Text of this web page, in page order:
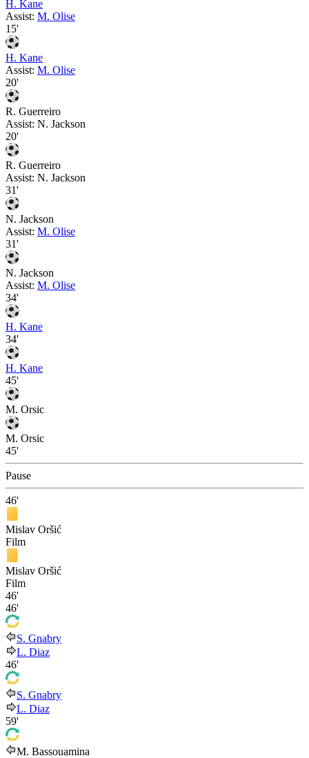
H. Kane
Assist: M. Olise
15'
H. Kane
Assist: M. Olise
20'
R. Guerreiro
Assist: N. Jackson
20'
R. Guerreiro
Assist: N. Jackson
31'
N. Jackson
Assist: M. Olise
31'
N. Jackson
Assist: M. Olise
34'
H. Kane
34'
H. Kane
45'
M. Orsic
M. Orsic
45'
Pause
46'
Mislav Oršić
Film
Mislav Oršić
Film
46'
46'
S. Gnabry
L. Diaz
46'
S. Gnabry
L. Diaz
59'
M. Bassouamina